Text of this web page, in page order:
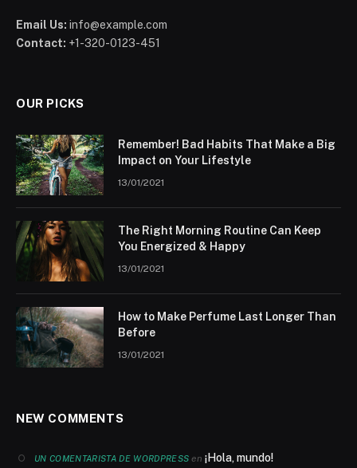
Email Us: info@example.com
Contact: +1-320-0123-451
OUR PICKS
Remember! Bad Habits That Make a Big
Impact on Your Lifestyle
13/01/2021
The Right Morning Routine Can Keep
You Energized & Happy
13/01/2021
How to Make Perfume Last Longer Than
Before
13/01/2021
NEW COMMENTS
UN COMENTARISTA DE WORDPRESS en¡Hola, mundo!